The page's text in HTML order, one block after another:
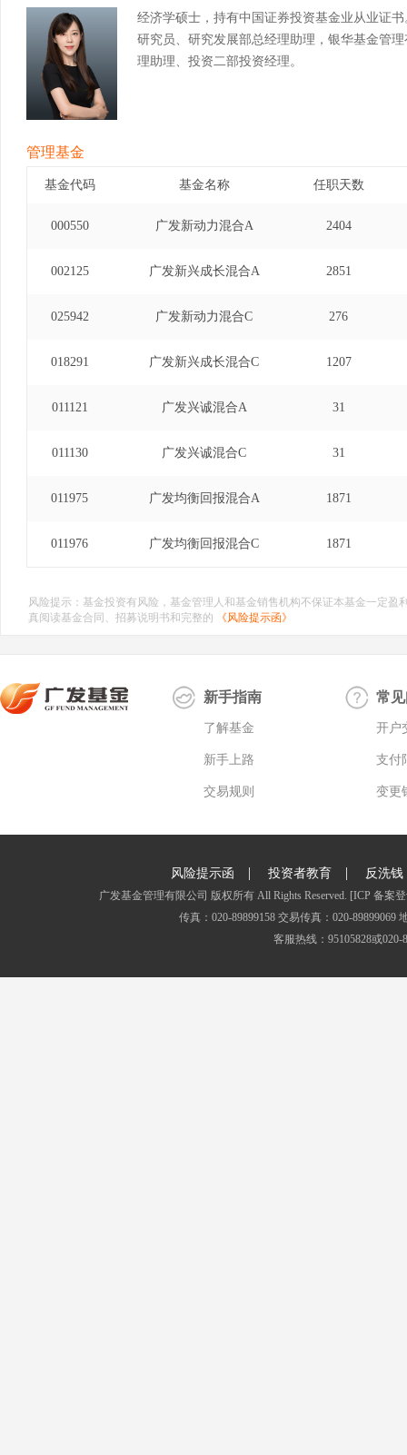
经济学硕士，持有中国证券投资基金业从业证
研究员、研究发展部总经理助理，银华基金管
理助理、投资二部投资经理。
管理基金
基金代码 基金名称 任职天数
000550 广发新动力混合A 2404
002125 广发新兴成长混合A 2851
025942 广发新动力混合C 276
018291 广发新兴成长混合C 1207
011121 广发兴诚混合A 31
011130 广发兴诚混合C 31
011975 广发均衡回报混合A 1871
011976 广发均衡回报混合C 1871
风险提示：基金投资有风险，基金管理人和基金销售机构不保证本基金一定
真阅读基金合同、招募说明书和完整的
《风险提示函》
新手指南
了解基金
新手上路
交易规则
常
开户
支付
变更
风险提示函 | 投资者教育 | 反洗钱
广发基金管理有限公司 版权所有 All Rights Reserved. [ICP 备案
传真：020-89899158 交易传真：020-
客服热线：95105828或020-